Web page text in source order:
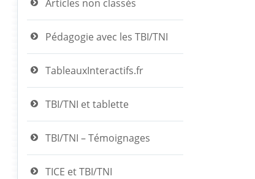
Articles non classés
Pédagogie avec les TBI/TNI
TableauxInteractifs.fr
TBI/TNI et tablette
TBI/TNI – Témoignages
TICE et TBI/TNI